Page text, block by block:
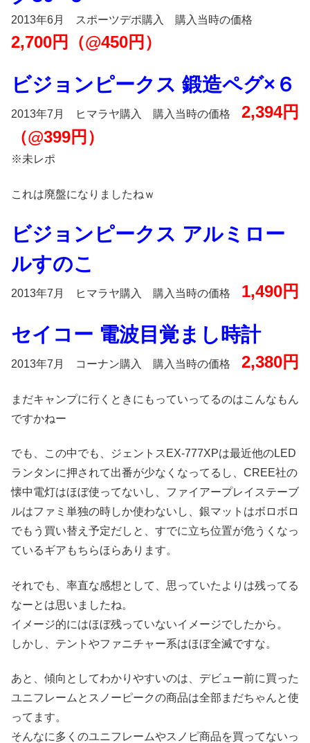
2013年6月 スポーツデポ購入 購入当時の価格
2,700円（@450円）
ビジョンピークス 鍛造ペグ×６
2013年7月 ヒマラヤ購入 購入当時の価格 2,394円
（@399円）
※未レポ
これは廃盤になりましたねｗ
ビジョンピークス アルミロー
ルすのこ
2013年7月 ヒマラヤ購入 購入当時の価格 1,490円
セイコー 電波目覚まし時計
2013年7月 コーナン購入 購入当時の価格 2,380円
まだキャンプに行くときにもっていってるのはこんなもん
ですかねー
でも、この中でも、ジェントスEX-777XPは最近他のLED
ランタンに押されて出番が少なくなってるし、CREE社の
懐中電灯はほぼ使ってないし、ファイアープレイステーブ
ルはファミ単独の時しか使わないし、銀マットはボロボロ
でもう買い替え予定だしと、すでに立ち位置が危うくなっ
ているギアもちらほらあります。
それでも、率直な感想として、思っていたよりは残ってる
なーとは思いましたね。
イメージ的にはほぼ残っていないイメージでしたから。
しかし、テントやファニチャー系はほぼ全滅ですな。
あと、傾向としてわかりやすいのは、デビュー前に買った
ユニフレームとスノーピークの商品は全部まだちゃんと使
ってます。
そんなに多くのユニフレームやスノピ商品を買ってないっ